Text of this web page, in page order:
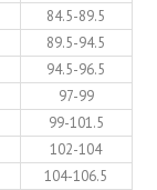
84.5-89.5
89.5-94.5
94.5-96.5
97-99
99-101.5
102-104
104-106.5